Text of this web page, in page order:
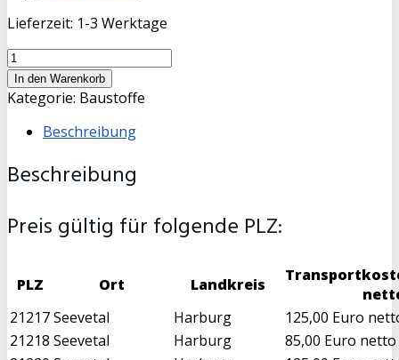
Lieferzeit: 1-3 Werktage
Mutterboden
gesiebt
11
Menge
In den Warenkorb
Kategorie: Baustoffe
Beschreibung
Beschreibung
Preis gültig für folgende PLZ:
PLZ Ort Landkreis
21217Seevetal Harburg
125,00 Euro
21218 Seevetal Harburg
85,00 Euro netto